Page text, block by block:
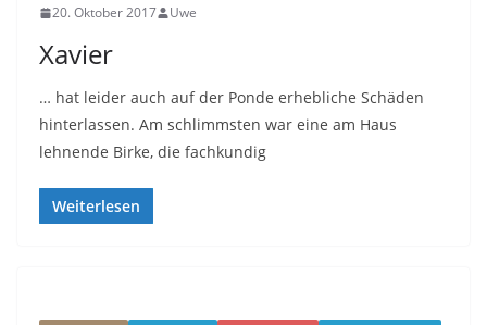
20. Oktober 2017 Uwe
Xavier
… hat leider auch auf der Ponde erhebliche Schäden
hinterlassen. Am schlimmsten war eine am Haus
lehnende Birke, die fachkundig
Weiterlesen